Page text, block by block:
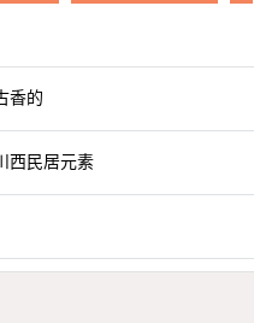
香的
西民居元素